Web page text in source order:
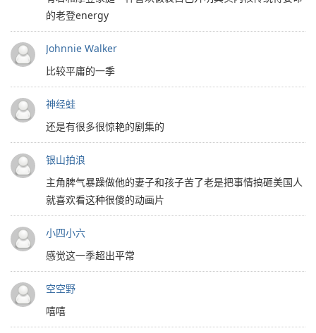
的老登energy
Johnnie Walker
比较平庸的一季
神经蛙
还是有很多很惊艳的剧集的
银山拍浪
主角脾气暴躁做他的妻子和孩子苦了老是把事情搞砸美国人
就喜欢看这种很傻的动画片
小四小六
感觉这一季超出平常
空空野
嘻嘻